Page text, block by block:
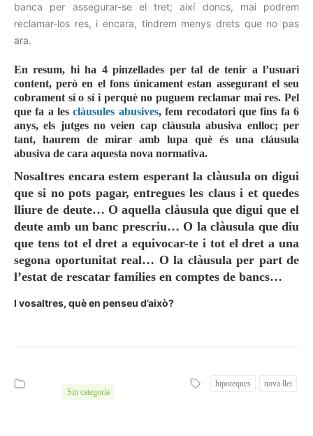
banca per assegurar-se el tret; així doncs, mai podrem
reclamar-los res, i encara, tindrem menys drets que no pas
ara.
En resum, hi ha 4 pinzellades per tal de tenir a l’usuari
content, però en el fons únicament estan assegurant el seu
cobrament sí o sí i perquè no puguem reclamar mai res. Pel
que fa a lesclàusules abusives, fem recodatori que fins fa 6
anys, els jutges no veien cap clàusula abusiva enlloc; per
tant, haurem de mirar amb lupa què és una cláusula
abusiva de cara aquesta nova normativa.
Nosaltres encara estem esperant la clàusula on digui
que si no pots pagar, entregues les claus i et quedes
lliure de deute… O aquella clàusula que digui que el
deute amb un banc prescriu… O la clàusula que diu
que tens tot el dret a equivocar-te i tot el dret a una
segona oportunitat real… O la clàusula per part de
l’estat de rescatar famílies en comptes de bancs…
I vosaltres, què en penseu d’això?
Sin categoría
hipoteques nova llei